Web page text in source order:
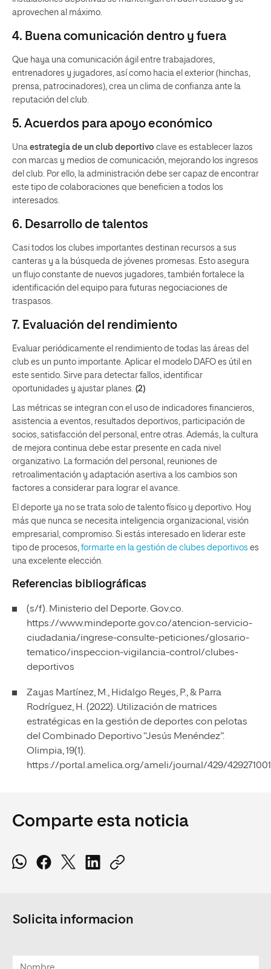
aprovechen al máximo.
4. Buena comunicación dentro y fuera
Que haya una comunicación ágil entre trabajadores,
entrenadores y jugadores, así como hacia el exterior (hinchas,
prensa, patrocinadores), crea un clima de confianza ante la
reputación del club.
5. Acuerdos para apoyo económico
Una estrategia de un club deportivo clave es establecer lazos
con marcas y medios de comunicación, mejorando los ingresos
del club. Por ello, la administración debe ser capaz de encontrar
este tipo de colaboraciones que beneficien a todos los
interesados.
6. Desarrollo de talentos
Casi todos los clubes importantes destinan recursos a sus
canteras y a la búsqueda de jóvenes promesas. Esto asegura
un flujo constante de nuevos jugadores, también fortalece la
identificación del equipo para futuras negociaciones de
traspasos.
7. Evaluación del rendimiento
Evaluar periódicamente el rendimiento de todas las áreas del
club es un punto importante. Aplicar el modelo DAFO es útil en
este sentido. Sirve para detectar fallos, identificar
oportunidades y ajustar planes. (2)
Las métricas se integran con el uso de indicadores financieros,
asistencia a eventos, resultados deportivos, participación de
socios, satisfacción del personal, entre otras. Además, la cultura
de mejora continua debe estar presente en cada nivel
organizativo. La formación del personal, reuniones de
retroalimentación y adaptación asertiva a los cambios son
factores a considerar para lograr el avance.
El deporte ya no se trata solo de talento físico y deportivo. Hoy
más que nunca se necesita inteligencia organizacional, visión
empresarial, compromiso. Si estás interesado en liderar este
tipo de procesos, formarte en la gestión de clubes deportivos es
una excelente elección.
Referencias bibliográficas
(s/f). Ministerio del Deporte. Gov.co.
https://www.mindeporte.gov.co/atencion-servicio-
ciudadania/ingrese-consulte-peticiones/glosario-
tematico/inspeccion-vigilancia-control/clubes-
deportivos
Zayas Martínez, M., Hidalgo Reyes, P., & Parra
Rodríguez, H. (2022). Utilización de matrices
estratégicas en la gestión de deportes con pelotas
del Combinado Deportivo “Jesús Menéndez”.
Olimpia, 19(1).
https://portal.amelica.org/ameli/journal/429/
Comparte esta noticia
Solicita informacion